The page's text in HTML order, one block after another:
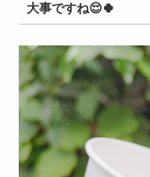
大事ですね😌🍀